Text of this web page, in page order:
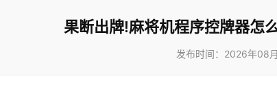
果断出牌!麻将机程序控牌器怎
发布时间：2026年08